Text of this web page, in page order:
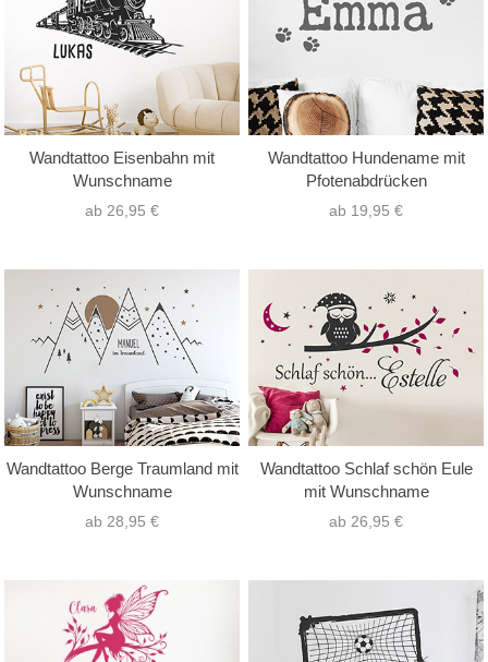
Wandtattoo Eisenbahn mit
Wunschname
ab 26,95 €
Wandtattoo Hundename mit
Pfotenabdrücken
ab 19,95 €
Wandtattoo Berge Traumland mit
Wunschname
ab 28,95 €
Wandtattoo Schlaf schön Eule
mit Wunschname
ab 26,95 €